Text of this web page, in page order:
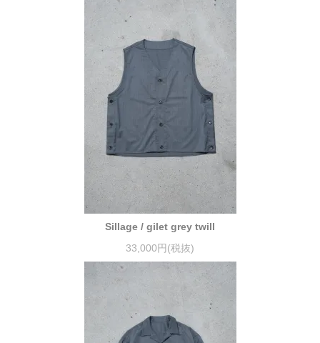
Sillage / gilet grey twill
33,000円(税抜)